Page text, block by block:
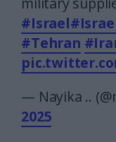
#Israel
#Tehran
— Nayika ..
2025